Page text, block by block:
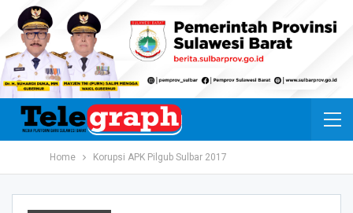
Home Korupsi APK Pilgub Sulbar 2017